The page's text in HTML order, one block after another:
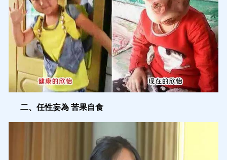
二、任性妄為 苦果自食